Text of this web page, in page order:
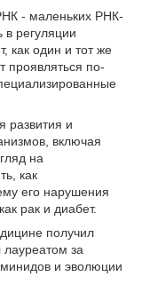
- маленьких РНК-
регуляции
как один и тот же
проявляться по-
развития и
включая
на
как
его нарушения
рак и диабет.
получил
за
и эволюции